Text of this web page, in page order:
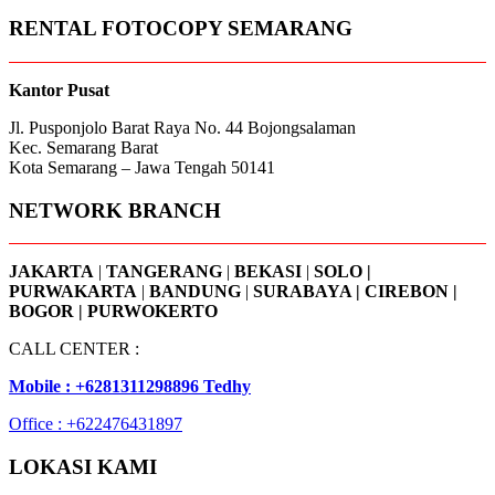
RENTAL FOTOCOPY SEMARANG
Kantor Pusat
Jl. Pusponjolo Barat Raya No. 44 Bojongsalaman
Kec. Semarang Barat
Kota Semarang – Jawa Tengah 50141
NETWORK BRANCH
JAKARTA | TANGERANG | BEKASI | SOLO |
PURWAKARTA | BANDUNG | SURABAYA | CIREBON |
BOGOR | PURWOKERTO
CALL CENTER :
Mobile : +6281311298896 Tedhy
Office : +622476431897
LOKASI KAMI